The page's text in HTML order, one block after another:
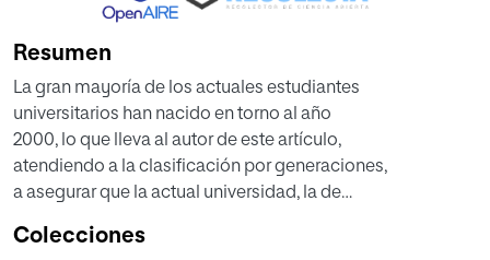
Resumen
La gran mayoría de los actuales estudiantes
universitarios han nacido en torno al año
2000, lo que lleva al autor de este artículo,
atendiendo a la clasificación por generaciones,
a asegurar que la actual universidad, la de
XXI, está poblada mayoritariamente por lo
Colecciones